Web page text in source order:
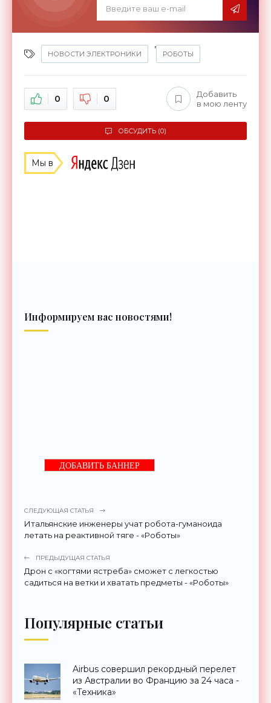
НОВОСТИ ЭЛЕКТРОНИКИ
,
РОБОТЫ
0 0
Добавить
в мою ленту
ОБСУДИТЬ (0)
Мы в
Информируем вас новостями!
ДОБАВИТЬ БАННЕР
СЛЕДУЮЩАЯ СТАТЬЯ
Итальянские инженеры учат робота-гуманоида
летать на реактивной тяге - «Роботы»
ПРЕДЫДУЩАЯ СТАТЬЯ
Дрон с «когтями ястреба» сможет с легкостью
садиться на ветки и хватать предметы - «Роботы»
Популярные статьи
Airbus совершил рекордный перелет
из Австралии во Францию за 24 часа -
«Техника»